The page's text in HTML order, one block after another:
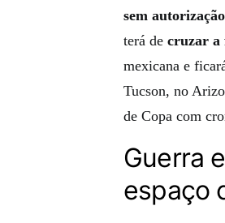
sem
terá de cruzar a
mexicana e
Tucson, no
de Copa com
Guerra
espaço